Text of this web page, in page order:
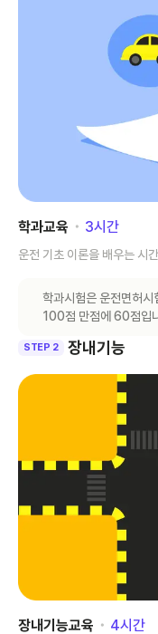
학과교육 ･ 3시간
운전 기초 이론을 배우는 시
학과시험은 운전면허시
100점 만점에 60점입
STEP 2 장내기능
장내기능교육 ･ 4시간